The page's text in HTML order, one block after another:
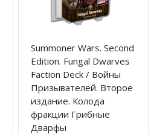
Summoner Wars. Second
Edition. Fungal Dwarves
Faction Deck / Войны
Призывателей. Второе
издание. Колода
фракции Грибные
Дварфы